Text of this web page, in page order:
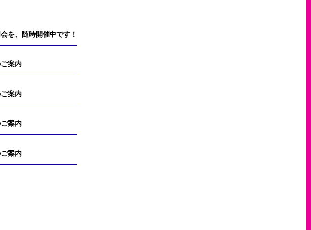
を、随時開催中です！
案内
案内
案内
案内